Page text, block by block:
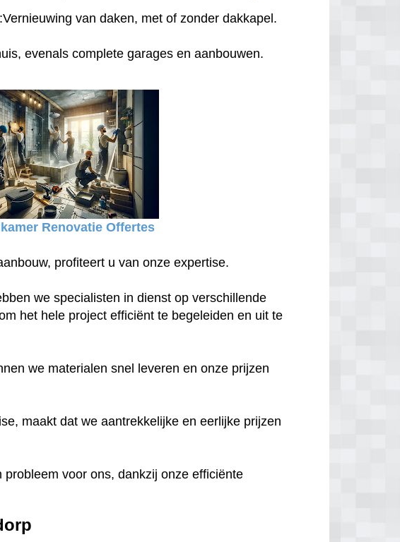
van daken, met of zonder dakkapel.
evenals complete garages en aanbouwen.
Renovatie Offertes
profiteert u van onze expertise.
we specialisten in dienst op verschillende
het hele project efficiënt te begeleiden en uit te
we materialen snel leveren en onze prijzen
maakt dat we aantrekkelijke en eerlijke prijzen
voor ons, dankzij onze efficiënte